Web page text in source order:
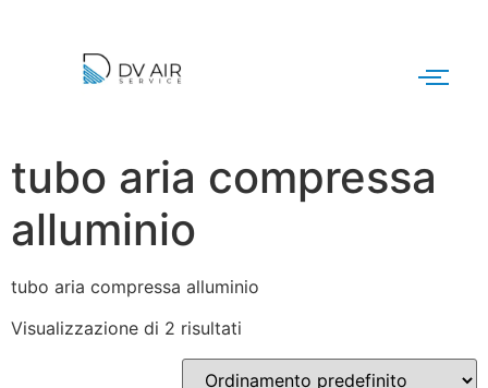
tubo aria compressa
alluminio
tubo aria compressa alluminio
Visualizzazione di 2 risultati